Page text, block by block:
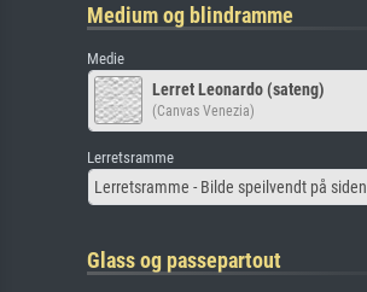
Medium og blindramme
Medie
Lerret Leonardo (sateng)
(Canvas Venezia)
Lerretsramme
Lerretsramme - Bilde speilvendt på siden
Glass og passepartout